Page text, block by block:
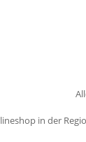
in der